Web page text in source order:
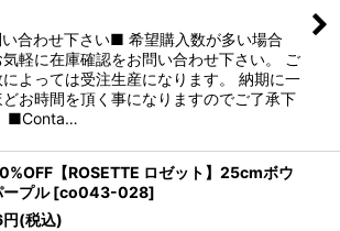
合わせ下さい■ 希望購入数が多い場合
気軽に在庫確認をお問い合わせ下さい。 ご
よっては受注生産になります。 納期に一
どお時間を頂く事になりますのでご了承下
■Conta…
【ROSETTE ロゼット】25cmボウ
プル [co043-028]
円(税込)